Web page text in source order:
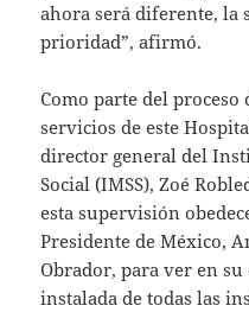
ahora será diferente, la
prioridad”, afirmó.
Como parte del
servicios de este
director general del
Social (IMSS), Zoé
esta supervisión
Presidente de México,
Obrador, para ver en
instalada de todas las